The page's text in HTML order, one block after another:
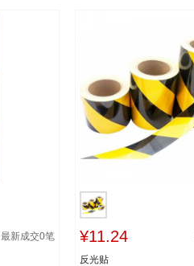
最新成交0笔 ¥11.24
反光贴